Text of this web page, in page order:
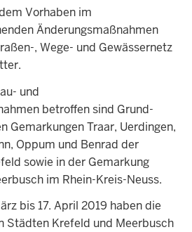
Vorhaben im
Änderungsmaßnahmen
, Wege- und Gewässernetz
und
betroffen sind Grund-
Gemarkungen Traar, Uerdingen,
Oppum und Benrad der
sowie in der Gemarkung
im Rhein-Kreis-Neuss.
bis 17. April 2019 haben die
Städten Krefeld und Meerbusch